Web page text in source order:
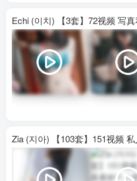
Echi (이치) 【3套】72视频 写